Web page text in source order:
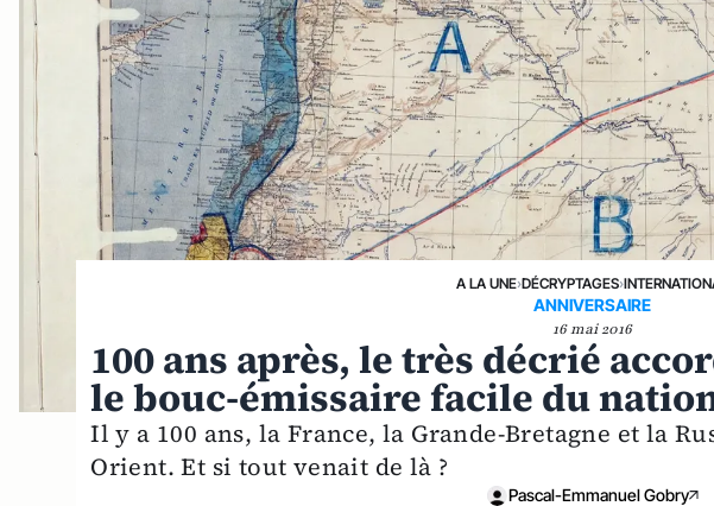
A LA UNE›DÉCRYPTAGES›
ANNIVERSAIRE
16 mai 2016
100 ans après, le très décrié
le bouc-émissaire facile du
Il y a 100 ans, la France, la Grande-Bretagne et la
Orient. Et si tout venait de là ?
Pascal-Emmanuel Gobry